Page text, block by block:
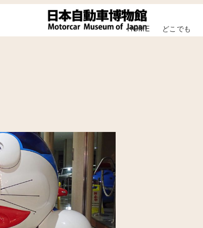
HOME どこでも